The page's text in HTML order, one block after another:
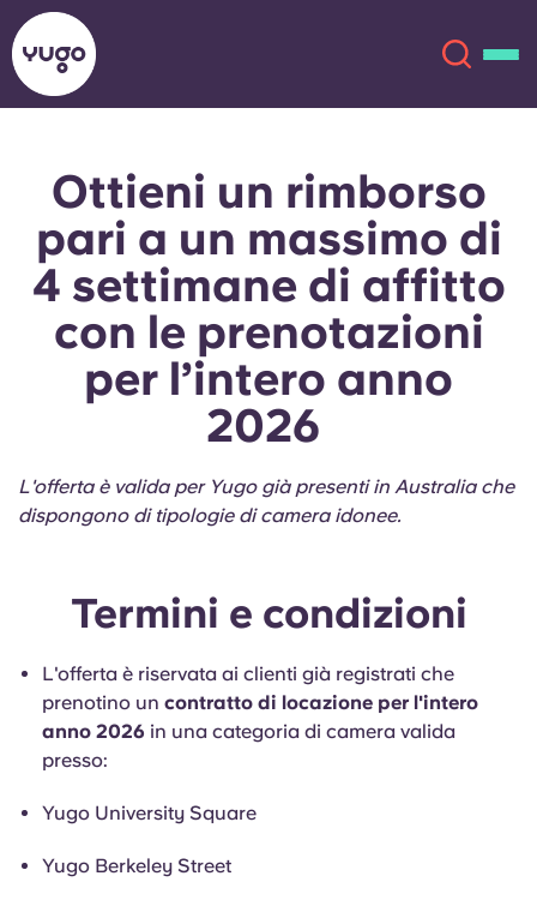
Chi siamo
Sedi
Altro
Account Lingua
English (US)
Chinese
Español
Català
Seleziona una città
Accedi
English (GB)
English (US)
Español
Català Deutsch
Italian
Portuguese
Ottieni un rimborso
pari a un massimo di
4 settimane di affitto
con le prenotazioni
per l’intero anno
2026
L'offerta è valida per Yugo già presenti in Australia che
dispongono di tipologie di camera idonee.
Termini e condizioni
L'offerta è riservata ai clienti già registrati che
prenotino un contratto di locazione per l'intero
anno 2026 in una categoria di camera valida
presso:
Yugo University Square
Yugo Berkeley Street